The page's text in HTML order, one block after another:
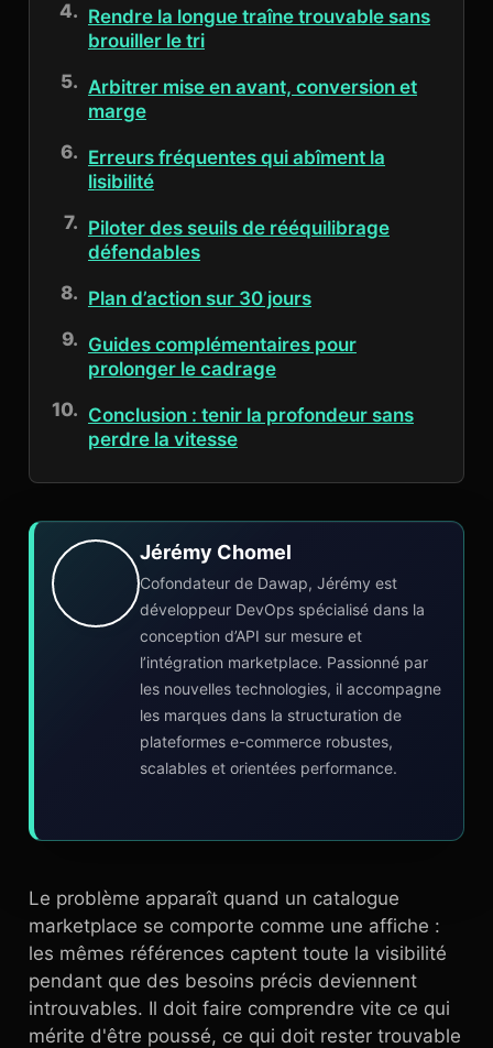
Rendre la longue traîne trouvable sans
brouiller le tri
Arbitrer mise en avant, conversion et
marge
Erreurs fréquentes qui abîment la
lisibilité
Piloter des seuils de rééquilibrage
défendables
Plan d’action sur 30 jours
Guides complémentaires pour
prolonger le cadrage
Conclusion : tenir la profondeur sans
perdre la vitesse
Jérémy Chomel
Cofondateur de Dawap, Jérémy est
développeur DevOps spécialisé dans la
conception d’API sur mesure et
l’intégration marketplace. Passionné par
les nouvelles technologies, il accompagne
les marques dans la structuration de
plateformes e-commerce robustes,
scalables et orientées performance.
Le problème apparaît quand un catalogue
marketplace se comporte comme une affiche :
les mêmes références captent toute la visibilité
pendant que des besoins précis deviennent
introuvables. Il doit faire comprendre vite ce qui
mérite d'être poussé, ce qui doit rester trouvable